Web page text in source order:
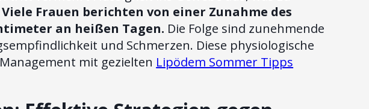
Viele Frauen berichten von einer Zunahme des
an heißen Tagen. Die Folge sind zunehmende
und Schmerzen. Diese physiologische
mit gezielten Lipödem Sommer Tipps